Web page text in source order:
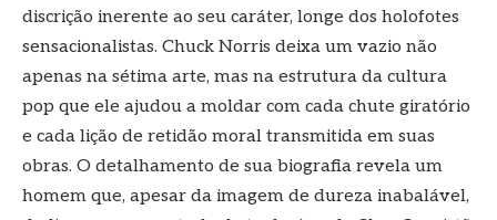
discrição inerente ao seu caráter, longe dos holofotes
sensacionalistas. Chuck Norris deixa um vazio não
apenas na sétima arte, mas na estrutura da cultura
pop que ele ajudou a moldar com cada chute giratório
e cada lição de retidão moral transmitida em suas
obras. O detalhamento de sua biografia revela um
homem que, apesar da imagem de dureza inabalável,